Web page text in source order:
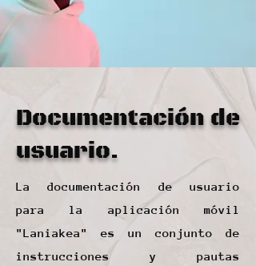
Documentación de
usuario.
La documentación de usuario
para la aplicación móvil
"Laniakea" es un conjunto de
instrucciones y pautas